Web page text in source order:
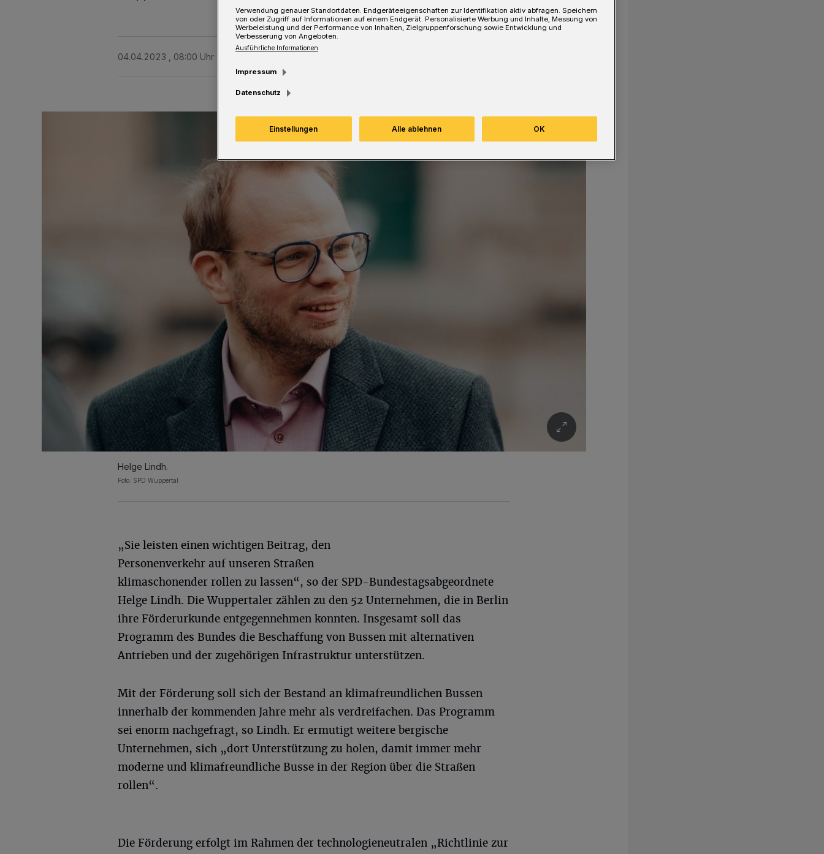
04.04.2023 , 08:00 Uhr
Helge Lindh.
Foto: SPD Wuppertal
„Sie leisten einen wichtigen Beitrag, den
Personenverkehr auf unseren Straßen
klimaschonender rollen zu lassen“, so der SPD-Bundestagsabgeordnete
Helge Lindh. Die Wuppertaler zählen zu den 52 Unternehmen, die in Berlin
ihre Förderurkunde entgegennehmen konnten. Insgesamt soll das
Programm des Bundes die Beschaffung von Bussen mit alternativen
Antrieben und der zugehörigen Infrastruktur unterstützen.
Mit der Förderung soll sich der Bestand an klimafreundlichen Bussen
innerhalb der kommenden Jahre mehr als verdreifachen. Das Programm
sei enorm nachgefragt, so Lindh. Er ermutigt weitere bergische
Unternehmen, sich „dort Unterstützung zu holen, damit immer mehr
moderne und klimafreundliche Busse in der Region über die Straßen
rollen“.
Die Förderung erfolgt im Rahmen der technologieneutralen „Richtlinie zur
Verwendung genauer Standortdaten. Endgeräteeigenschaften zur Identifikation aktiv abfragen. Speichern
von oder Zugriff auf Informationen auf einem Endgerät. Personalisierte Werbung und Inhalte, Messung von
Werbeleistung und der Performance von Inhalten, Zielgruppenforschung sowie Entwicklung und
Verbesserung von Angeboten.
Ausführliche Informationen
Impressum
Datenschutz
Einstellungen Alle ablehnen OK